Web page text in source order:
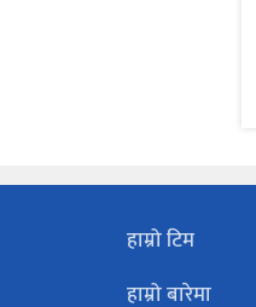
हाम्रो टिम
हाम्रो बारेमा